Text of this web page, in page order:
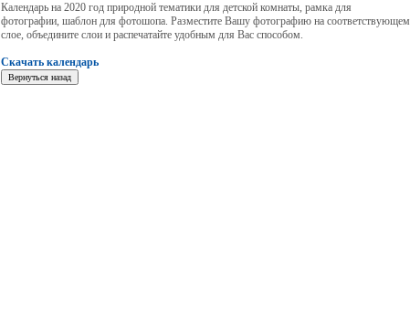
Календарь на 2020 год природной тематики для детской комнаты, рамка для
фотографии, шаблон для фотошопа. Разместите Вашу фотографию на соответствующем
слое, объедините слои и распечатайте удобным для Вас способом.
Скачать календарь